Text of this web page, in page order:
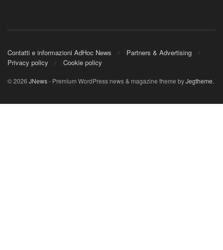
Contatti e informazioni AdHoc News
Partners & Advertising
Privacy policy
Cookie policy
© 2026 JNews- Premium WordPress news & magazine theme byJegtheme.